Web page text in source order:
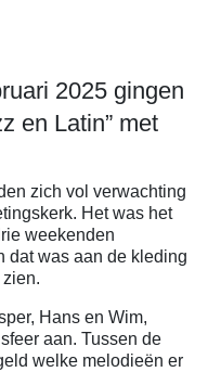
2025 gingen
en Latin” met
zich vol verwachting
Het was het
weekenden
dat was aan de kleding
Hans en Wim,
aan. Tussen de
welke melodieën er